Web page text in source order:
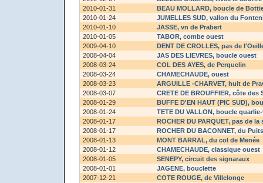
2010-01-31
BEAU MOLLARD, boucle de
2010-01-24
JUMELLES SUD, vallon du
2010-01-10
JASSE, vn de Prabert
2010-01-05
TABOR, combe ouest
2009-04-10
DENT DE CROLLES, pas de
2008-04-04
JAS DES LIEVRES, boucle ouest
2008-03-24
COL DES AYES, de Perquelin
2008-03-24
CHAMECHAUDE, ouest
2008-03-23
ARGUILLE -CHARVET, huit de
2008-03-07
CRETE DE BROUFFIER, côte des
2008-01-29
BUFFE D'EN HAUT (PIC SUD),
2008-01-24
TETE DU VALLON, boucle
2008-01-17
ROCHER DU PARQUET, pas de la
2008-01-17
ROCHER DU BACONNET, du Puits
2008-01-13
MONT BARRAL, du col de Menée
2008-01-12
CHAMECHAUDE, classique ouest
2008-01-05
SENEPY, circuit des signaraux
2008-01-01
JAGENE, bouclette
2007-12-21
COTE ROUGE, de Villelonge